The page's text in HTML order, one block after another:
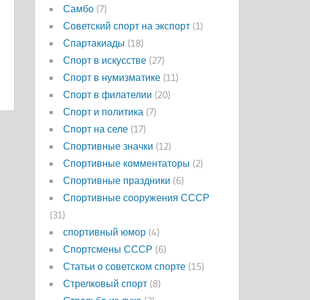
Самбо (7)
Советский спорт на экспорт (1)
Спартакиады (18)
Спорт в искусстве (27)
Спорт в нумизматике (11)
Спорт в филателии (20)
Спорт и политика (7)
Спорт на селе (17)
Спортивные значки (12)
Спортивные комментаторы (2)
Спортивные праздники (6)
Спортивные сооружения СССР
(31)
спортивный юмор (4)
Спортсмены СССР (6)
Статьи о советском спорте (15)
Стрелковый спорт (8)